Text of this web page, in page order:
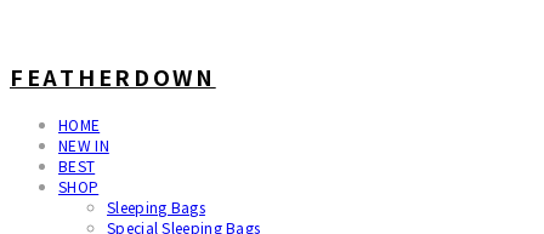
FEATHERDOWN
HOME
NEW IN
BEST
SHOP
Sleeping Bags
Special Sleeping Bags